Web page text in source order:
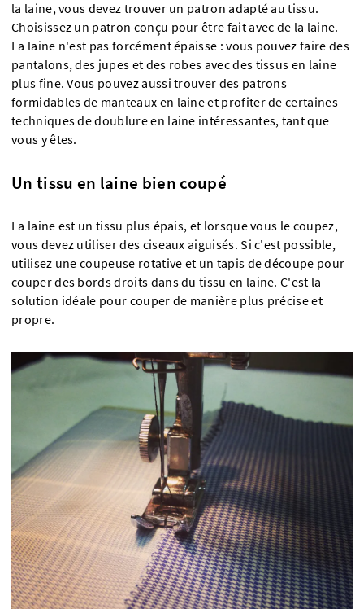
la laine, vous devez trouver un patron adapté au tissu.
Choisissez un patron conçu pour être fait avec de la laine.
La laine n'est pas forcément épaisse : vous pouvez faire des
pantalons, des jupes et des robes avec des tissus en laine
plus fine. Vous pouvez aussi trouver des patrons
formidables de manteaux en laine et profiter de certaines
techniques de doublure en laine intéressantes, tant que
vous y êtes.
Un tissu en laine bien coupé
La laine est un tissu plus épais, et lorsque vous le coupez,
vous devez utiliser des ciseaux aiguisés. Si c'est possible,
utilisez une coupeuse rotative et un tapis de découpe pour
couper des bords droits dans du tissu en laine. C'est la
solution idéale pour couper de manière plus précise et
propre.